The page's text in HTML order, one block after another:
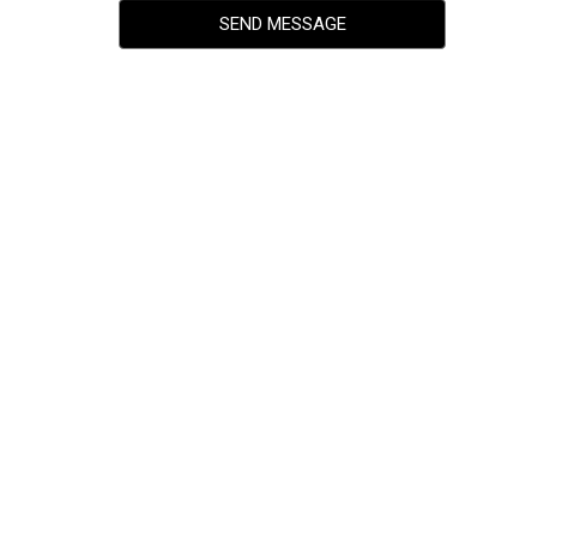
SEND MESSAGE